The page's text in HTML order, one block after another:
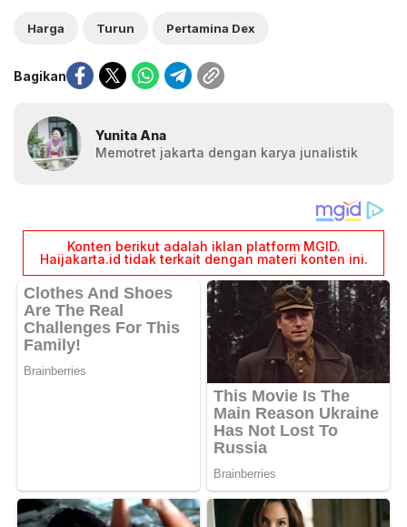
Harga Turun Pertamina Dex
Bagikan
Yunita Ana
Memotret jakarta dengan karya junalistik